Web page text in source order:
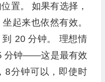
置。 如果有选择，
起来也依然有效。
20 分钟。 理想情
分钟——这是最有效
8分钟可以，即使时